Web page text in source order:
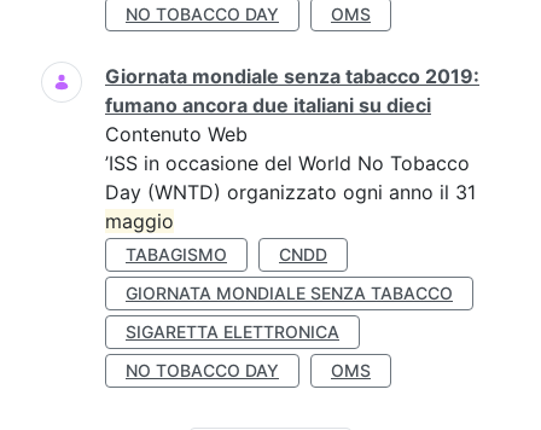
NO TOBACCO DAY
OMS
Giornata mondiale senza tabacco 2019:
fumano ancora due italiani su dieci
Contenuto Web
’ISS in occasione del World No Tobacco
Day (WNTD) organizzato ogni anno il 31
maggio
TABAGISMO
CNDD
GIORNATA MONDIALE SENZA TABACCO
SIGARETTA ELETTRONICA
NO TOBACCO DAY
OMS